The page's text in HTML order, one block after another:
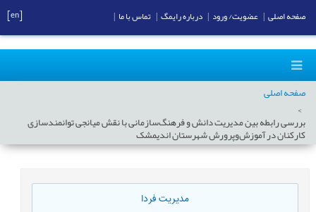
صفحه اصلی
بررسی رابطه بین مدیریت دانش و فرهنگ‌سازمانی با نقش میانجی توانمندسازی
کارکنان در آموزش‌وپرورش شهرستان اندیمشک
مدیریت فردا
صفحه اصلی عضویت/ ورود درباره رایمگ تماس با ما